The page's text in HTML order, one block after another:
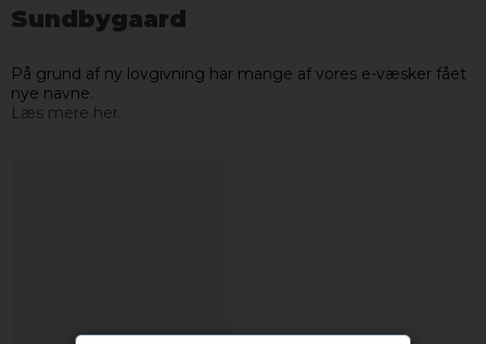
Sundbygaard
På grund af ny lovgivning har mange af vores e-væsker fået
nye navne.
Læs mere her.